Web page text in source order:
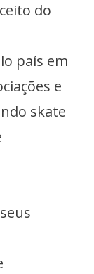
do
país em
e
skate